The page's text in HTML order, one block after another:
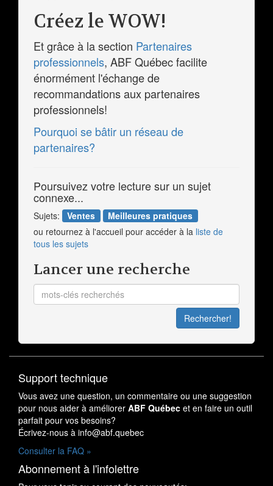
Créez le WOW!
Et grâce à la section Partenaires
professionnels, ABF Québec facilite
énormément l'échange de
recommandations aux partenaires
professionnels!
Pourquoi se bâtir un réseau de
partenaires?
Poursuivez votre lecture sur un sujet
connexe...
Sujets: Ventes
Meilleures pratiques
ou retournez à l'accueil pour accéder à la liste de
tous les sujets
Lancer une recherche
Support technique
Vous avez une question, un commentaire ou une suggestion
pour nous aider à améliorer ABF Québec et en faire un outil
parfait pour vos besoins?
Écrivez-nous à info@abf.quebec
Consulter la FAQ »
Abonnement à l'infolettre